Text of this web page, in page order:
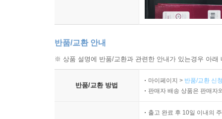
반품/교환 안내
※ 상품 설명에 반품/교환과 관련한 안내가 있는경우 아
반품/교환 방법
마이페이지 > 반품/교환 신
판매자 배송 상품은 판매자
출고 완료 후 10일 이내의